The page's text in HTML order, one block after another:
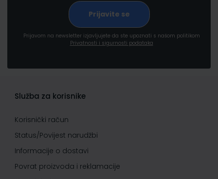
Prijavom na newsletter izjavljujete da ste upoznati s našom politikom
Privatnosti i sigurnosti podataka
Služba za korisnike
Korisnički račun
Status/Povijest narudžbi
Informacije o dostavi
Povrat proizvoda i reklamacije